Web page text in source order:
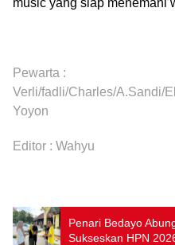
Pewarta :
Verli/fadli/Charles/A.Sandi/
Yoyon
Editor : Wahyu
Penari Bedayo
Sukseskan HPN